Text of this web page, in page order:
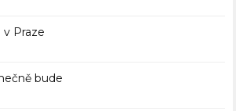
v Praze
bude